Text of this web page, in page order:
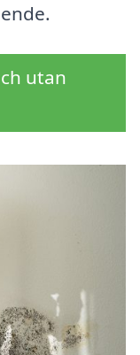
utan